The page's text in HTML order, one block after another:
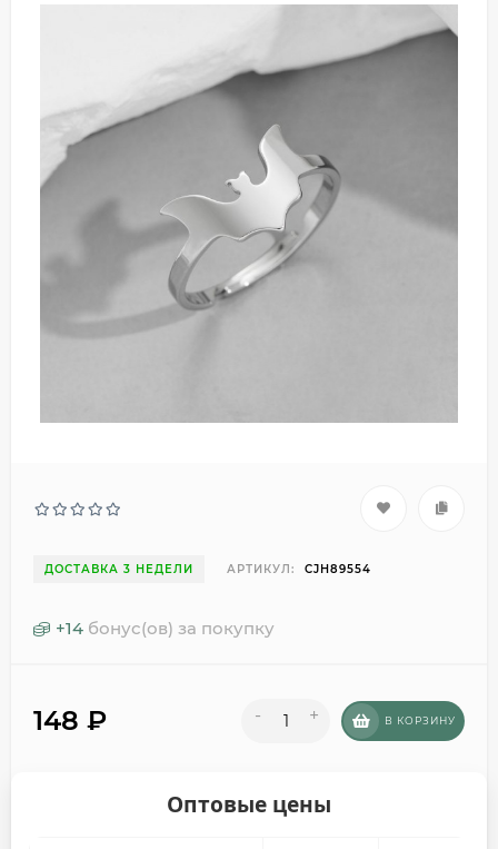
ДОСТАВКА 3 НЕДЕЛИ АРТИКУЛ: CJH89554
+14 бонус(ов) за покупку
148 ₽ - + В КОРЗИНУ
Оптовые цены